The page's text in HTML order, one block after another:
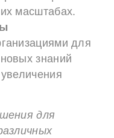
масштабах.
для
знаний
для